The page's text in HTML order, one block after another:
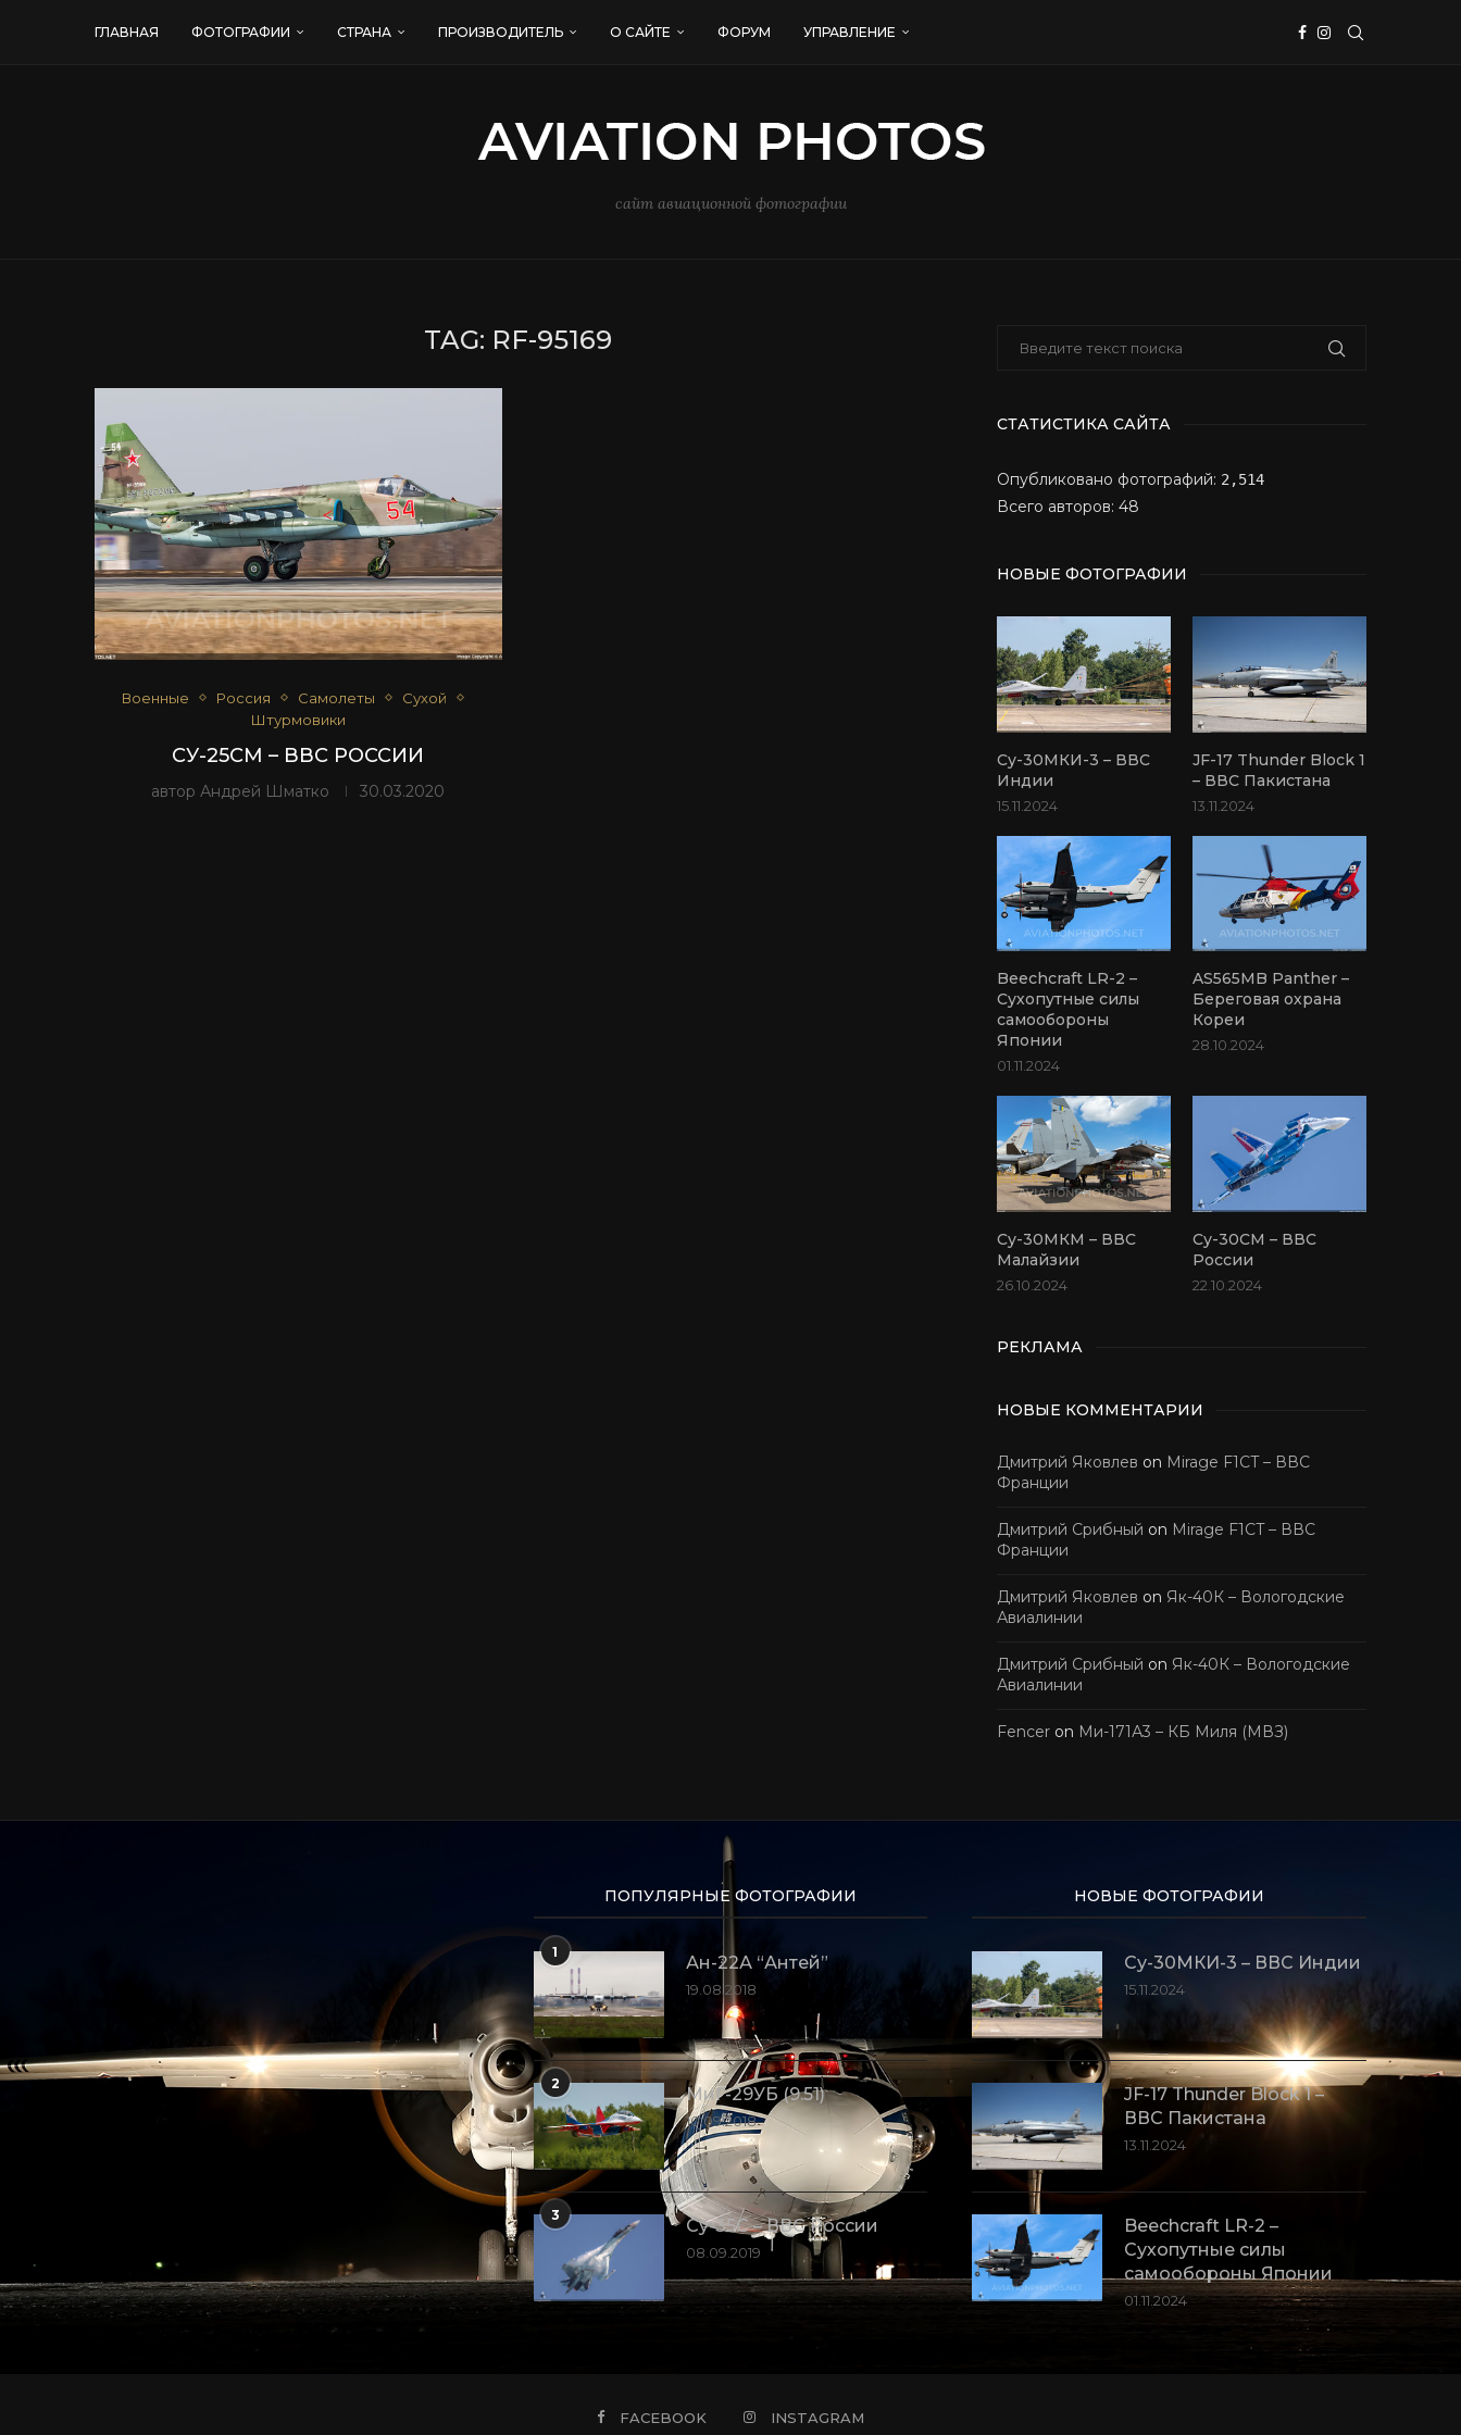
ГЛАВНАЯ ФОТОГРАФИИ СТРАНА ПРОИЗВОДИТЕЛЬ О САЙТЕ ФОРУМ УПРАВЛЕНИЕ
сайт авиационной фотографии
TAG: RF-95169
Военные Россия Самолеты
Сухой
Штурмовики
СУ-25СМ – ВВС РОССИИ
авторАндрей Шматко 30.03.2020
СТАТИСТИКА САЙТА
Опубликовано фотографий: 2,514
Всего авторов: 48
НОВЫЕ ФОТОГРАФИИ
Су-30МКИ-3 – ВВС
Индии
15.11.2024
JF-17 Thunder Block 1
– ВВС Пакистана
13.11.2024
Beechcraft LR-2 –
Сухопутные силы
самообороны
Японии
01.11.2024
AS565MB Panther –
Береговая охрана
Кореи
28.10.2024
Су-30МКМ – ВВС
Малайзии
26.10.2024
Су-30СМ – ВВС
России
22.10.2024
РЕКЛАМА
НОВЫЕ КОММЕНТАРИИ
Дмитрий Яковлев on Mirage F1CT – ВВС
Франции
Дмитрий Срибный on Mirage F1CT – ВВС
Франции
Дмитрий Яковлев on Як-40К – Вологодские
Авиалинии
Дмитрий Срибный on Як-40К – Вологодские
Авиалинии
Fencer on Ми-171А3 – КБ Миля (МВЗ)
ПОПУЛЯРНЫЕ ФОТОГРАФИИ
1
Ан-22А “Антей”
19.08.2018
2
МиГ-29УБ (9.51)
10.09.2018
3
Су-35С – ВВС России
08.09.2019
НОВЫЕ ФОТОГРАФИИ
Су-30МКИ-3 – ВВС Индии
15.11.2024
JF-17 Thunder Block 1 –
ВВС Пакистана
13.11.2024
Beechcraft LR-2 –
Сухопутные силы
самообороны Японии
01.11.2024
FACEBOOK INSTAGRAM